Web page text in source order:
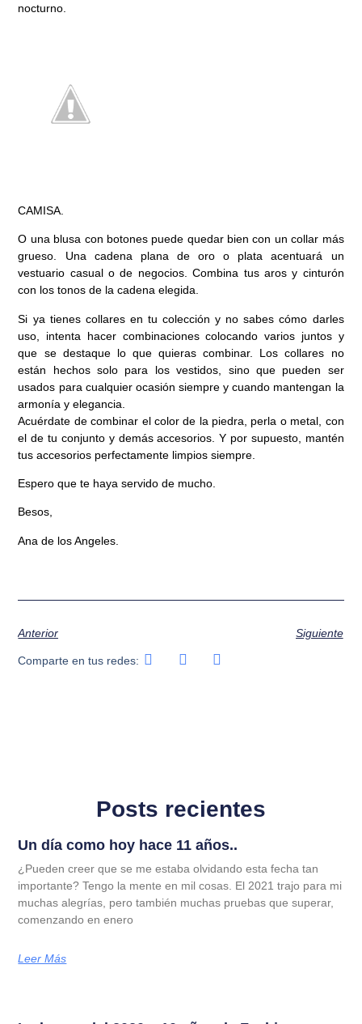
nocturno.
CAMISA.
O una blusa con botones puede quedar bien con un collar más
grueso. Una cadena plana de oro o plata acentuará un
vestuario casual o de negocios. Combina tus aros y cinturón
con los tonos de la cadena elegida.
Si ya tienes collares en tu colección y no sabes cómo darles
uso, intenta hacer combinaciones colocando varios juntos y
que se destaque lo que quieras combinar. Los collares no
están hechos solo para los vestidos, sino que pueden ser
usados para cualquier ocasión siempre y cuando mantengan la
armonía y elegancia.
Acuérdate de combinar el color de la piedra, perla o metal, con
el de tu conjunto y demás accesorios. Y por supuesto, mantén
tus accesorios perfectamente limpios siempre.
Espero que te haya servido de mucho.
Besos,
Ana de los Angeles.
Anterior Siguiente
Comparte en tus redes:
Posts recientes
Un día como hoy hace 11 años..
¿Pueden creer que se me estaba olvidando esta fecha tan
importante? Tengo la mente en mil cosas. El 2021 trajo para mi
muchas alegrías, pero también muchas pruebas que superar,
comenzando en enero
Leer Más